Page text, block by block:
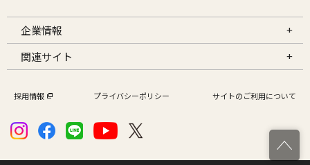
企業情報
関連サイト
採用情報 プライバシーポリシー サイトのご利用について